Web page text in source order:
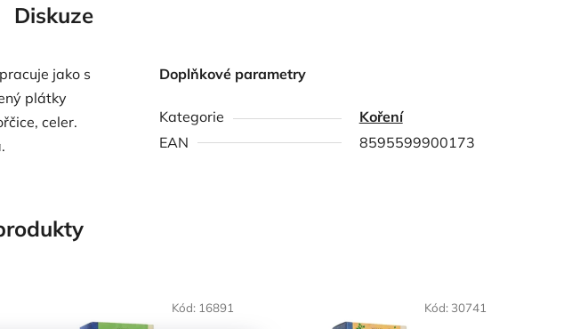
Diskuze
jako s
plátky
celer.
Doplňkové parametry
Kategorie
Koření
EAN
8595599900173
Kód: 16891 Kód: 30741